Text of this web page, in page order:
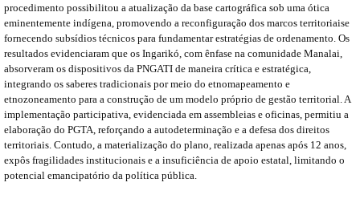
procedimento possibilitou a atualização da base cartográfica sob uma ótica
eminentemente indígena, promovendo a reconfiguração dos marcos territoriaise
fornecendo subsídios técnicos para fundamentar estratégias de ordenamento. Os
resultados evidenciaram que os Ingarikó, com ênfase na comunidade Manalai,
absorveram os dispositivos da PNGATI de maneira crítica e estratégica,
integrando os saberes tradicionais por meio do etnomapeamento e
etnozoneamento para a construção de um modelo próprio de gestão territorial. A
implementação participativa, evidenciada em assembleias e oficinas, permitiu a
elaboração do PGTA, reforçando a autodeterminação e a defesa dos direitos
territoriais. Contudo, a materialização do plano, realizada apenas após 12 anos,
expôs fragilidades institucionais e a insuficiência de apoio estatal, limitando o
potencial emancipatório da política pública.